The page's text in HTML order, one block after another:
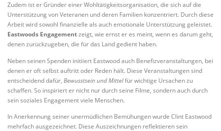
Zudem ist er Gründer einer Wohltätigkeitsorganisation, die sich auf die
Unterstützung von Veteranen und deren Familien konzentriert. Durch diese
Arbeit wird sowohl finanzielle als auch emotionale Unterstützung geleistet.
Eastwoods Engagementzeigt, wie ernst er es meint, wenn es darum geht,
denen zurückzugeben, die für das Land gedient haben.
Neben seinen Spenden initiiert Eastwood auch Benefizveranstaltungen, bei
denen er oft selbst auftritt oder Reden hält. Diese Veranstaltungen sind
entscheidend dafür, Bewusstsein und Mittelfür wichtige Ursachen zu
schaffen. So inspiriert er nicht nur durch seine Filme, sondern auch durch
sein soziales Engagement viele Menschen.
In Anerkennung seiner unermüdlichen Bemühungen wurde Clint Eastwood
mehrfach ausgezeichnet. Diese Auszeichnungen reflektieren sein